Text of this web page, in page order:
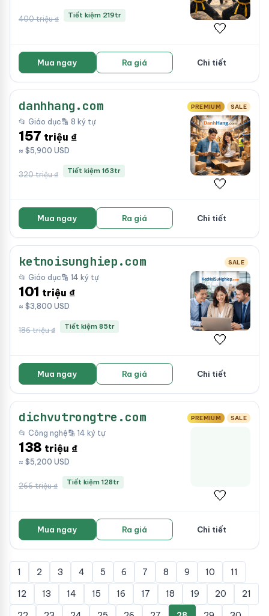
400 triệu ₫ Tiết kiệm 219tr
🤍
Mua ngay Ra giá Chi tiết
danhhang.com PREMIUM SALE
📂 Giáo dục🔡 8 ký tự
157 triệu ₫
≈ $5,900 USD
320 triệu ₫ Tiết kiệm 163tr
🤍
Mua ngay Ra giá Chi tiết
ketnoisunghiep.com SALE
📂 Giáo dục🔡 14 ký tự
101 triệu ₫
≈ $3,800 USD
186 triệu ₫ Tiết kiệm 85tr
🤍
Mua ngay Ra giá Chi tiết
dichvutrongtre.com PREMIUM SALE
📂 Công nghệ🔡 14 ký tự
138 triệu ₫
≈ $5,200 USD
266 triệu ₫ Tiết kiệm 128tr
🤍
Mua ngay Ra giá Chi tiết
1 2 3 4 5 6 7 8 9 10
11
12
13 14 15 16 17 18 19 20
21